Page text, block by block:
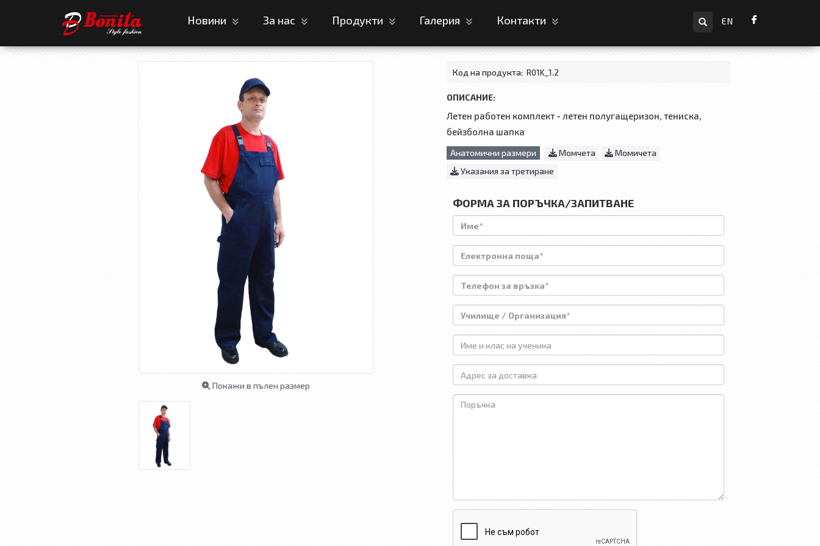
Новини За нас Продукти Галерия Контакти
EN
Покажи в пълен размер
Код на продукта: R01K_1.2
ОПИСАНИЕ:
Летен работен комплект - летен полугащеризон, тениска,
бейзболна шапка
Анатомични размери Момчета
Момичета
Указания за третиране
ФОРМА ЗА ПОРЪЧКА/ЗАПИТВАНЕ